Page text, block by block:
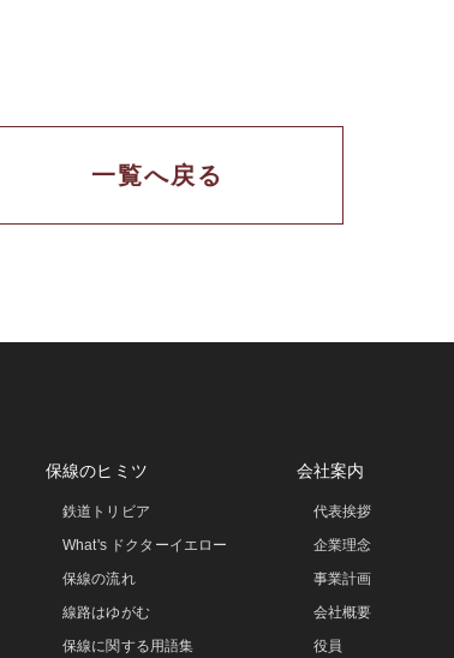
一覧へ戻る
保線のヒミツ
鉄道トリビア
What's ドクターイエロー
保線の流れ
線路はゆがむ
保線に関する用語集
会社案内
代表挨拶
企業理念
事業計画
会社概要
役員